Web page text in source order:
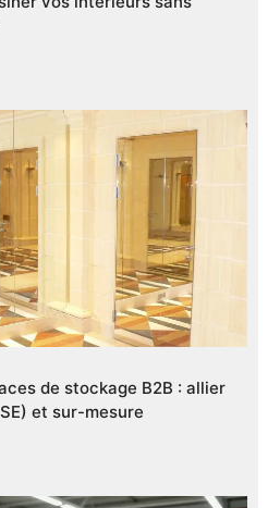
de stockage B2B : allier
et sur-mesure